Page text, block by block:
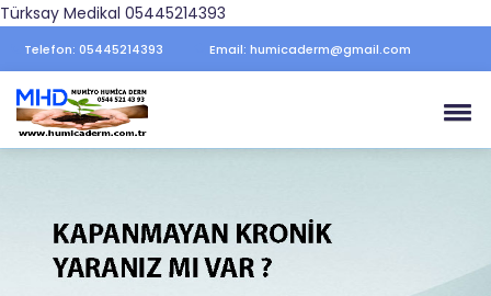
Türksay Medikal 05445214393
Telefon: 05445214393 Email: humicaderm@gmail.com